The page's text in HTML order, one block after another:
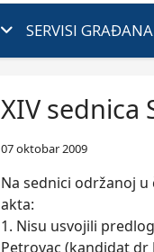
SERVISI GRAĐANA
XIV sednica
07 oktobar 2009
Na sednici održanoj
akta:
1. Nisu usvojili
Petrovac (kandidat dr